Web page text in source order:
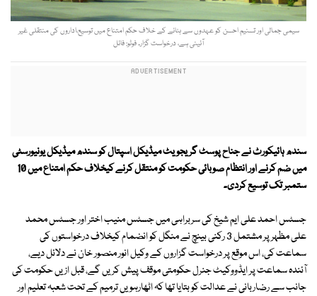
سیمی جمالی اور تسنیم احسن کو عہدوں سے ہٹانے کے خلاف حکم امتناع میں توسیع،اداروں کی منتقلی غیر
آئینی ہے، درخواست گزار۔ فوٹو: فائل
سندھ ہائیکورٹ نے جناح پوسٹ گریجویٹ میڈیکل اسپتال کو سندھ میڈیکل یونیورسٹی
میں ضم کرنے اور انتظام صوبائی حکومت کو منتقل کرنے کیخلاف حکم امتناع میں 10
ستمبر تک توسیع کردی۔
جسٹس احمد علی ایم شیخ کی سربراہی میں جسٹس منیب اختر اور جسٹس محمد
علی مظہر پر مشتمل 3 رکنی بینچ نے منگل کو انضمام کیخلاف درخواستوں کی
سماعت کی، اس موقع پر درخواست گزاروں کے وکیل انور منصور خان نے دلائل دیے،
آئندہ سماعت پر ایڈووکیٹ جنرل حکومتی موقف پیش کریں گے، قبل ازیں حکومت کی
جانب سے رضاربانی نے عدالت کو بتایا تھا کہ اٹھارہویں ترمیم کے تحت شعبہ تعلیم اور